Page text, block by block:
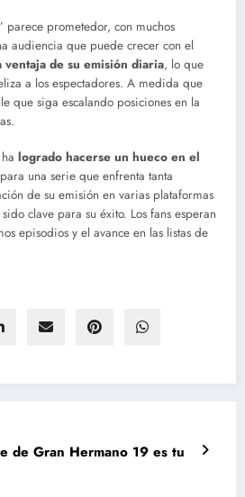
parece prometedor, con muchos
audiencia que puede crecer con el
ventaja de su emisión diaria, lo que
a los espectadores. A medida que
que siga escalando posiciones en la
logrado hacerse un hueco en el
una serie que enfrenta tanta
de su emisión en varias plataformas
clave para su éxito. Los fans esperan
episodios y el avance en las listas de
de Gran Hermano 19 es tu